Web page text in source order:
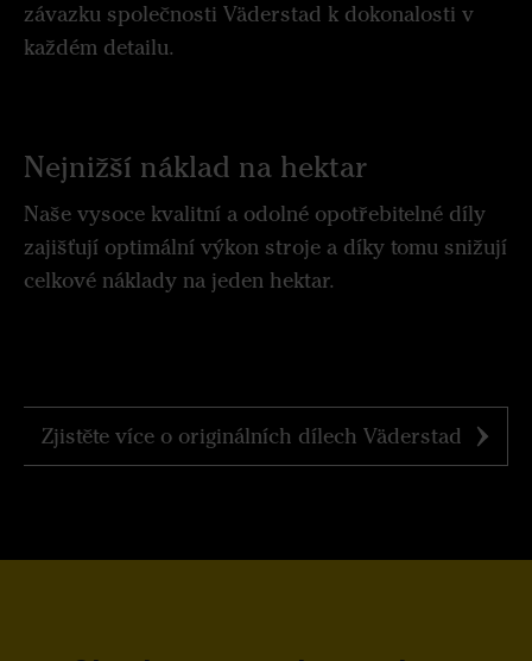
závazku společnosti Väderstad k dokonalosti v
každém detailu.
Nejnižší náklad na hektar
Naše vysoce kvalitní a odolné opotřebitelné díly
zajišťují optimální výkon stroje a díky tomu snižují
celkové náklady na jeden hektar.
Zjistěte více o originálních dílech Väderstad